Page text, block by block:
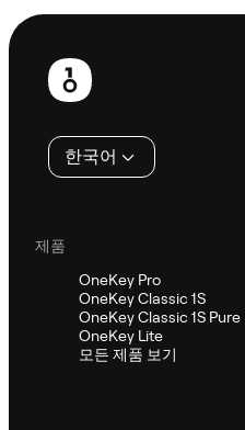
보
한국어
제품
OneKey Pro
OneKey Classic 1S
OneKey Classic 1S Pure
OneKey Lite
모든 제품 보기